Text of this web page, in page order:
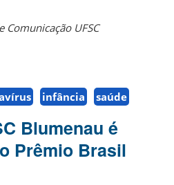
Comunicação UFSC
infância saúde
Blumenau é
Prêmio Brasil